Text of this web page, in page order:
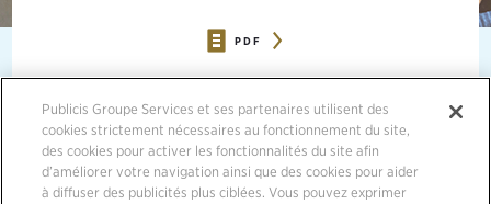
PDF
S’ENGAGER POUR UN FUTUR PLUS INCLUSIF DANS LES
ENTREPRISES
Publicis Groupe Services et ses partenaires utilisent des
cookies strictement nécessaires au fonctionnement du site,
des cookies pour activer les fonctionnalités du site afin
d’améliorer votre navigation ainsi que des cookies pour aider
à diffuser des publicités plus ciblées. Vous pouvez exprimer